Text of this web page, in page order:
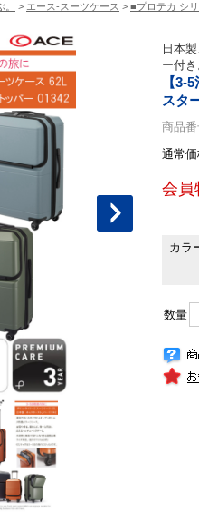
> エース-スーツケース > ■プロテカ シ
日本
ー付き
【3-
スタ
商品
通常
カラ
数量